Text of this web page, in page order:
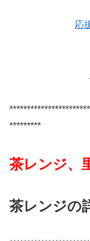
応
*********
茶レンジ、
茶レンジの